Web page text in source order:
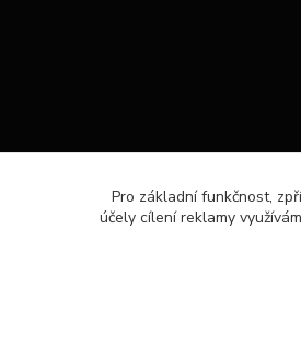
Pro základní funkčnost,
účely cílení reklamy